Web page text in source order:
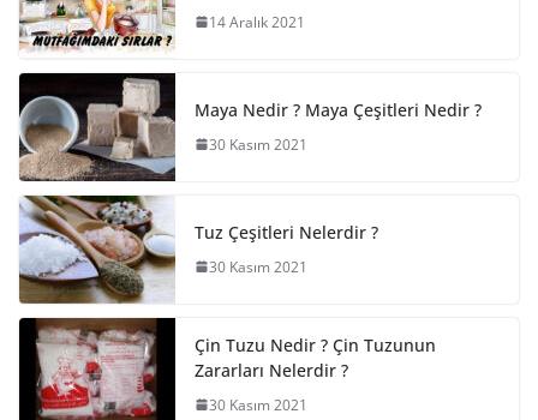
14 Aralık 2021
Maya Nedir ? Maya Çeşitleri Nedir ?
30 Kasım 2021
Tuz Çeşitleri Nelerdir ?
30 Kasım 2021
Çin Tuzu Nedir ? Çin Tuzunun
Zararları Nelerdir ?
30 Kasım 2021